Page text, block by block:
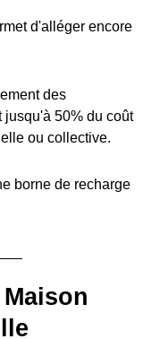
d'alléger encore
des
50% du coût
ou collective.
borne de recharge